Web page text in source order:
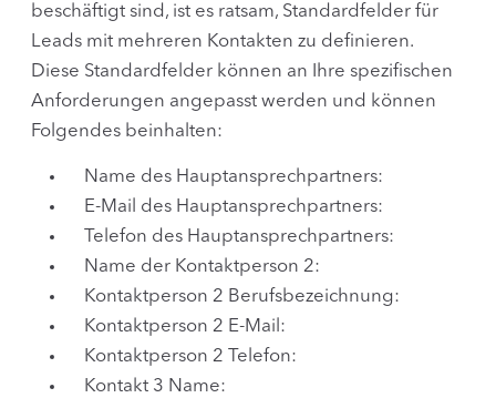
beschäftigt sind, ist es ratsam, Standardfelder für
Leads mit mehreren Kontakten zu definieren.
Diese Standardfelder können an Ihre spezifischen
Anforderungen angepasst werden und können
Folgendes beinhalten:
Name des Hauptansprechpartners:
E-Mail des Hauptansprechpartners:
Telefon des Hauptansprechpartners:
Name der Kontaktperson 2:
Kontaktperson 2 Berufsbezeichnung:
Kontaktperson 2 E-Mail:
Kontaktperson 2 Telefon:
Kontakt 3 Name: